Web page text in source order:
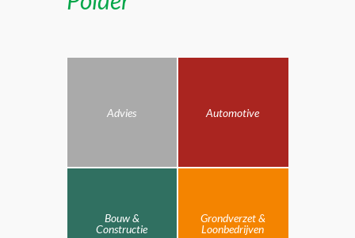
Advies Automotive
Bouw &
Constructie
Grondverzet &
Loonbedrijven